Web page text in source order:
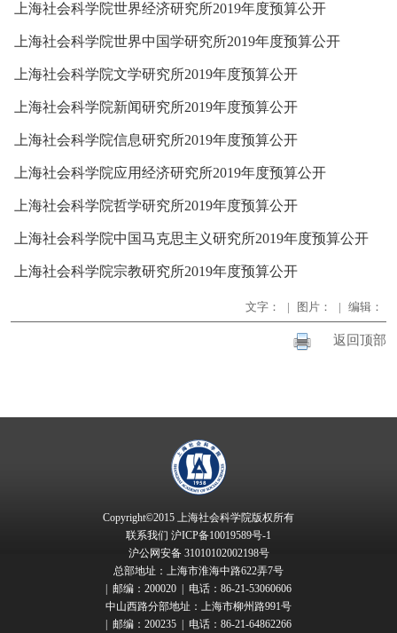
上海社会科学院世界经济研究所2019年度预算公开
上海社会科学院世界中国学研究所2019年度预算公开
上海社会科学院文学研究所2019年度预算公开
上海社会科学院新闻研究所2019年度预算公开
上海社会科学院信息研究所2019年度预算公开
上海社会科学院应用经济研究所2019年度预算公开
上海社会科学院哲学研究所2019年度预算公开
上海社会科学院中国马克思主义研究所2019年度预算公开
上海社会科学院宗教研究所2019年度预算公开
文字： | 图片： | 编辑：
返回顶部
Copyright©2015 上海社会科学院版权所有
联系我们 沪ICP备10019589号-1
沪公网安备 31010102002198号
总部地址：上海市淮海中路622弄7号
| 邮编：200020 | 电话：86-21-53060606
中山西路分部地址：上海市柳州路991号
| 邮编：200235 | 电话：86-21-64862266